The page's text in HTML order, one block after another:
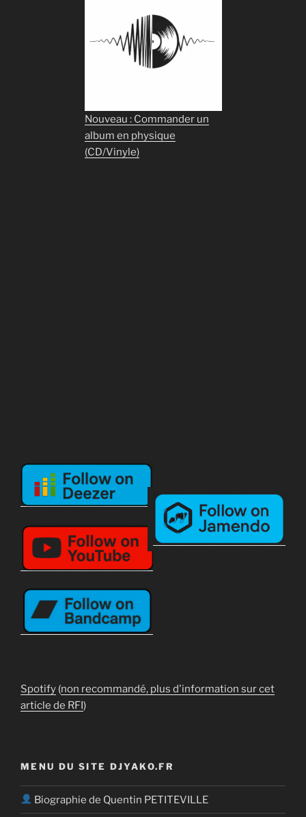
Nouveau : Commander un
album en physique
(CD/Vinyle)
Spotify (non recommandé, plus d'information sur cet
article de RFI)
MENU DU SITE DJYAKO.FR
Biographie de Quentin PETITEVILLE